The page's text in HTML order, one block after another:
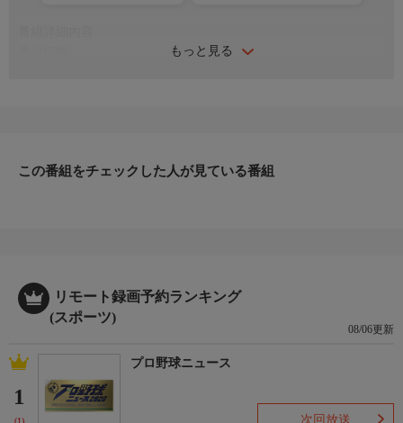
もっと見る
この番組をチェックした人が見ている番組
リモート録画予約ランキング
(スポーツ)
08/06更新
1
プロ野球ニュース
次回放送